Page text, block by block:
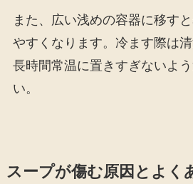
また、広い浅めの容器に移す
やすくなります。冷ます際は清
長時間常温に置きすぎないよ
い。
スープが傷む原因とよく